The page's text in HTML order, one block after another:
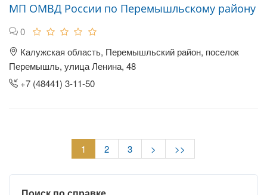
МП ОМВД России по Перемышльскому району
0
Калужская область, Перемышльский район, поселок
Перемышль, улица Ленина, 48
+7 (48441) 3-11-50
1 2 3 > >>